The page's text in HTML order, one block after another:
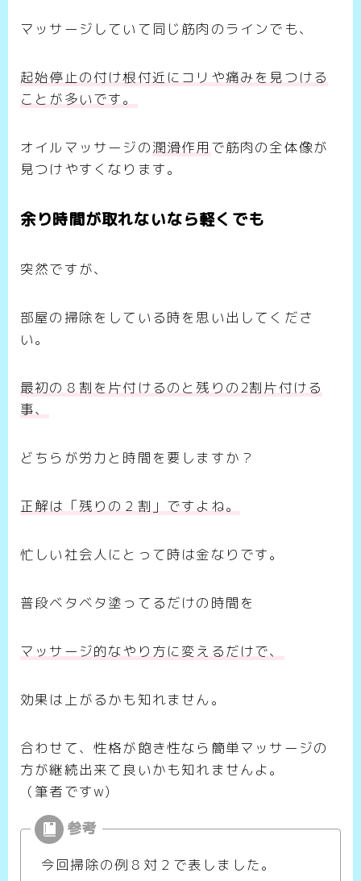
マッサージしていて同じ筋肉のラインでも、
起始停止の付け根付近にコリや痛みを見つける
ことが多いです。
オイルマッサージの潤滑作用 で筋肉の全体像が
見つけやすくなります。
余り時間が取れないなら軽くでも
突然ですが、
部屋の掃除をしている時を思い出してくださ
い。
最初の８割を片付けるのと残りの2割片付ける
事、
どちらが労力と時間を要しますか？
正解は「残りの２割」ですよね。
忙しい社会人にとって時は金なりです。
普段ベタベタ塗ってるだけの時間を
マッサージ的なやり方に変えるだけで、
効果は上がるかも知れません。
合わせて、性格が飽き性なら簡単マッサージの
方が継続出来て良いかも知れませんよ。
（筆者ですw)
今回掃除の例８対２で表しました。